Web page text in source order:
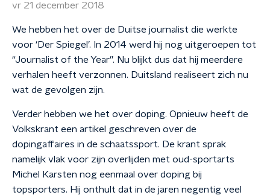
vr 21 december 2018
We hebben het over de Duitse journalist die werkte
voor ‘Der Spiegel’. In 2014 werd hij nog uitgeroepen tot
“Journalist of the Year”. Nu blijkt dus dat hij meerdere
verhalen heeft verzonnen. Duitsland realiseert zich nu
wat de gevolgen zijn.
Verder hebben we het over doping. Opnieuw heeft de
Volkskrant een artikel geschreven over de
dopingaffaires in de schaatssport. De krant sprak
namelijk vlak voor zijn overlijden met oud-sportarts
Michel Karsten nog eenmaal over doping bij
topsporters. Hij onthult dat in de jaren negentig veel